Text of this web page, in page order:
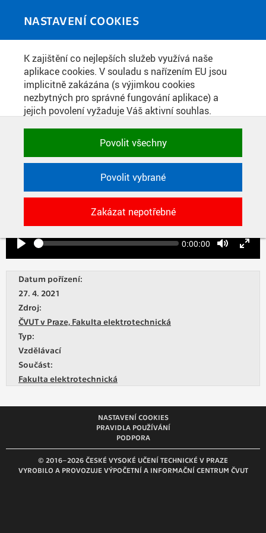
NASTAVENÍ COOKIES
K zajištění co nejlepších služeb využívá naše
aplikace cookies. V souladu s nařízením EU jsou
implicitně zakázána (s výjimkou cookies
nezbytných pro správné fungování aplikace) a
jejich povolení vyžaduje Váš aktivní souhlas.
zakázat, případně vybrat a povolit cookies podle
kategorie. Svoje rozhodnutí můžete samozřejmě
kdykoli změnit.
POTŘEBNÉ
Technické cookies využívané aplikacemi
ČVUT pro uchování jejich nastavení,
vlastností a identifikátorů relace. Jsou
vždy aktivní.
ANALYTICKÉ
Slouží pro získávání anonymizovaných
statistických údajů, které nám pomáhají
vylepšovat naše aplikace. Zpravidla jde o
cookies systémů třetích stran, které k
těmto účelům využíváme.
MARKETINGOVÉ
Využívané za účelem zobrazení
správných nabídek a cílení obsahu podle
Vašich preferencí. Zpravidla jde o
cookies systémů třetích stran, které nám
s analýzou uživatelského chování
Povolit všechny
Povolit vybrané
Zakázat nepotřebné
MEDIATÉKA
You are here
Home Videopříspěvky
DR. P. KONÍČEK: FYZIKA 1 [11A, LS
20/21]
Play
Seek Current
0:00:00
Mute
Datum pořízení:
27. 4. 2021
Zdroj:
ČVUT v Praze, Fakulta elektrotechnická
Typ:
Vzdělávací
Součást:
Fakulta elektrotechnická
© 2016–2026 ČESKÉ VYSOKÉ UČENÍ TECHNICKÉ V PRAZE
VYROBILO A PROVOZUJE VÝPOČETNÍ A INFORMAČNÍ CENTRUM ČVUT
NASTAVENÍ COOKIES
PRAVIDLA POUŽÍVÁNÍ
PODPORA